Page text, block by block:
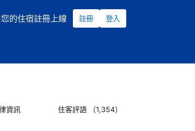
的住宿註冊上線 註冊 登入
資訊 住客評語 （1,354）